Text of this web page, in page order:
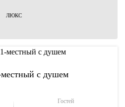
ЛЮКС
с душем
Гостей